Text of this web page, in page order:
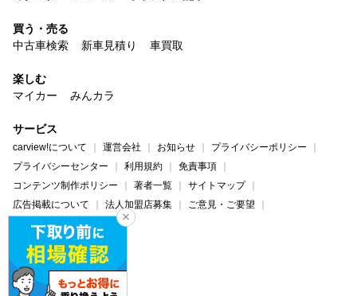
買う・売る
中古車検索
新車見積り 車買取
楽しむ
マイカー
みんカラ
サービス
carview!について 運営会社 お知らせ
プライバシーポリシー
プライバシーセンター
利用規約
免責事項
コンテンツ制作ポリシー
著者一覧
サイトマップ
広告掲載について
法人加盟店募集
ご意見・ご要望
ヘルプ・お問い合わせ
carview! Yahoo! JAPAN